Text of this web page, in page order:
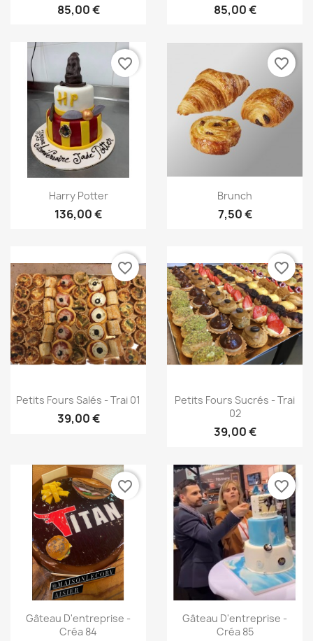
85,00 € 85,00 €
Aperçu rapide
Harry Potter
136,00 €
favorite_border
Aperçu rapide
Brunch
7,50 €
favorite_border
 Aperçu rapide
Petits Fours Salés - Trai 01
39,00 €
favorite_border
 Aperçu rapide
Petits Fours Sucrés - Trai
02
39,00 €
favorite_border
Aperçu rapide
Gâteau D'entreprise -
Créa 84
favorite_border
Aperçu rapide
Gâteau D'entreprise -
Créa 85
favorite_border